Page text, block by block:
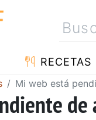
RECETAS
Mi web está
de